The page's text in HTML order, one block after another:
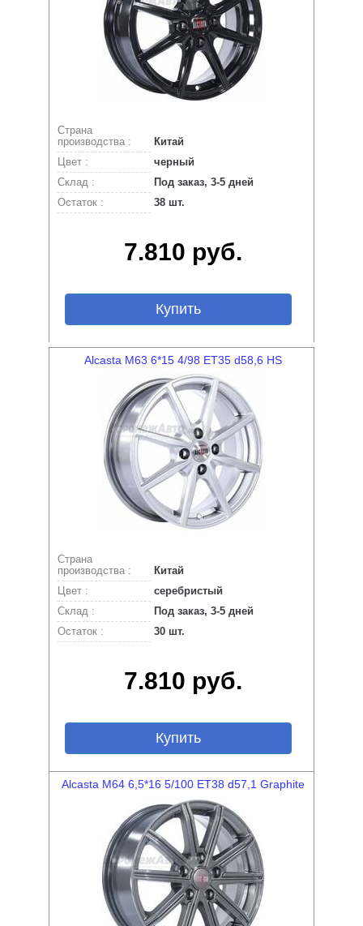
Страна
производства :
Китай
Цвет :
черный
Склад :
Под заказ, 3-5 дней
Остаток :
38 шт.
7.810 руб.
Купить
Alcasta M63 6*15 4/98 ET35 d58,6 HS
Страна
производства :
Китай
Цвет :
серебристый
Склад :
Под заказ, 3-5 дней
Остаток :
30 шт.
7.810 руб.
Купить
Alcasta M64 6,5*16 5/100 ET38 d57,1 Graphite